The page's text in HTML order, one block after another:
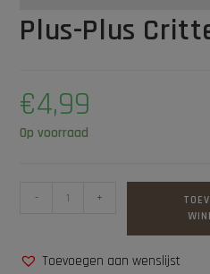
Plus-Plus
€4,99
Op voorraad
- +
Toevoegen aan wenslijst